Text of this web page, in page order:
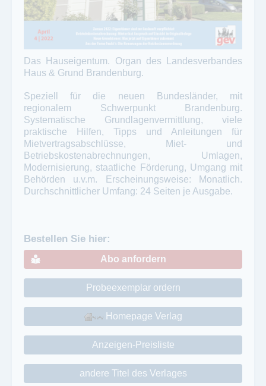
Das Hauseigentum. Organ des Landesverbandes
Haus & Grund Brandenburg.
Speziell für die neuen Bundesländer, mit
regionalem Schwerpunkt Brandenburg.
Systematische Grundlagenvermittlung, viele
praktische Hilfen, Tipps und Anleitungen für
Mietvertragsabschlüsse, Miet- und
Betriebskostenabrechnungen, Umlagen,
Modernisierung, staatliche Förderung, Umgang mit
Behörden u.v.m. Erscheinungsweise: Monatlich.
Durchschnittlicher Umfang: 24 Seiten je Ausgabe.
Bestellen Sie hier:
Abo anfordern
Probeexemplar ordern
Homepage Verlag
Anzeigen-Preisliste
andere Titel des Verlages